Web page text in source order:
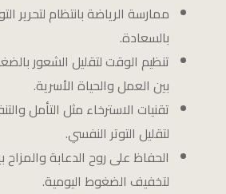
ممارسة الرياضة بانتظام لتحرير
بالسعادة.
تنظيم الوقت لتقليل الشعور
بين العمل والحياة الأسرية.
تقنيات الاسترخاء مثل التأمل
لتقليل التوتر النفسي.
الحفاظ على روح الدعابة والمزاح
لتخفيف الضغوط اليومية.